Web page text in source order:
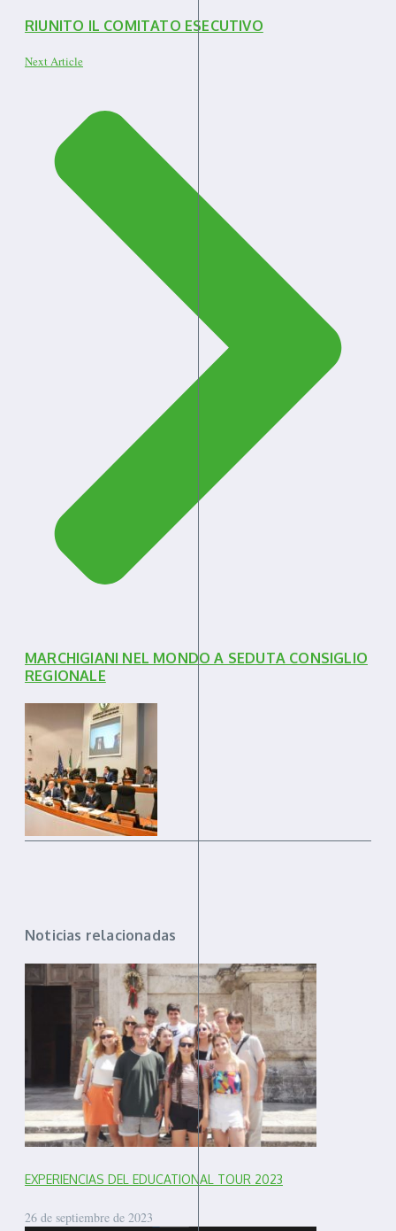
RIUNITO IL COMITATO ESECUTIVO
Next Article
MARCHIGIANI NEL MONDO A SEDUTA CONSIGLIO
REGIONALE
Noticias relacionadas
EXPERIENCIAS DEL EDUCATIONAL TOUR 2023
26 de septiembre de 2023